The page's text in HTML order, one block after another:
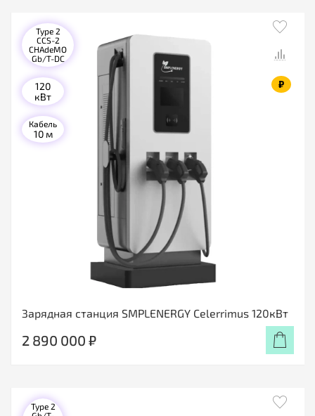
Зарядная станция SMPLENERGY Celerrimus 120кВт
₽
Type 2
CCS-2
CHAdeMO
Gb/T-DC
120
кВт
Кабель
10 м
2 890 000 ₽
Type 2